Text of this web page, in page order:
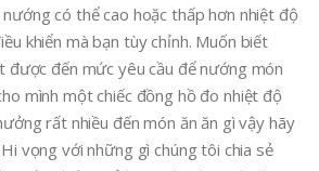
có thể cao hoặc thấp hơn nhiệt độ
khiển mà bạn tùy chỉnh. Muốn biết
được đến mức yêu cầu để nướng món
mình một chiếc đồng hồ đo nhiệt độ
rất nhiều đến món ăn ăn gì vậy hãy
vọng với những gì chúng tôi chia sẻ